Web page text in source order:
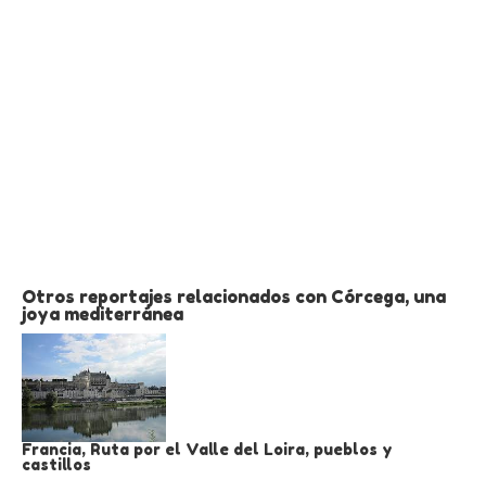
Otros reportajes relacionados con Córcega, una
joya mediterránea
Francia, Ruta por el Valle del Loira, pueblos y
castillos